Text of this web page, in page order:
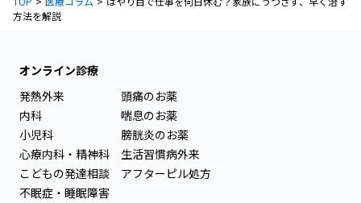
方法を解説
オンライン診療
発熱外来
内科
小児科
心療内科・精神科
こどもの発達相談
不眠症・睡眠障害
頭痛のお薬
喘息のお薬
膀胱炎のお薬
生活習慣病外来
アフターピル処方